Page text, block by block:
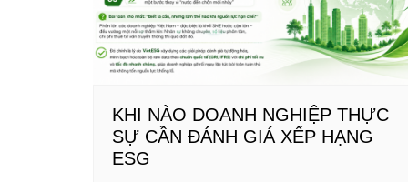
KHI NÀO DOANH NGHIỆP THỰC
SỰ CẦN ĐÁNH GIÁ XẾP HẠNG
ESG